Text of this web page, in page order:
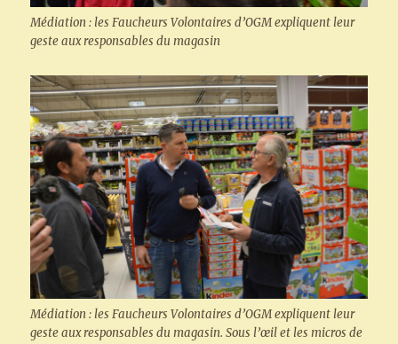
Médiation : les Faucheurs Volontaires d’OGM expliquent leur
geste aux responsables du magasin
Médiation : les Faucheurs Volontaires d’OGM expliquent leur
geste aux responsables du magasin. Sous l’œil et les micros de